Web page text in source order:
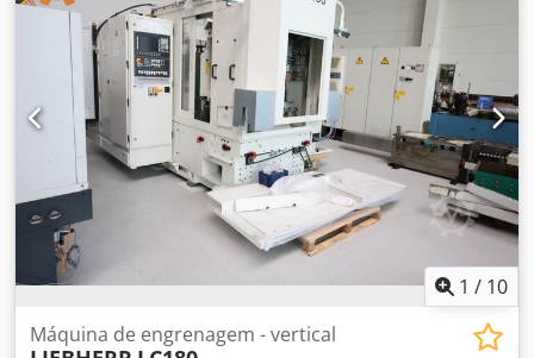
PL Dimensões incluindo as esteiras de entrada e saída:
4,8m x 2,4m x 2,4m
1 / 10
Máquina de engrenagem - vertical